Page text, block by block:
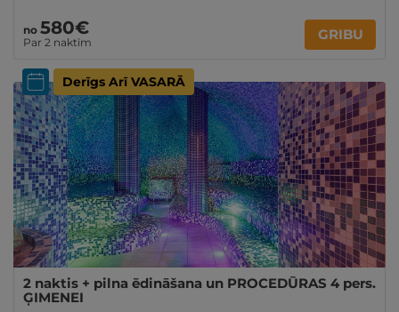
no 580€
Par 2 naktīm GRIBU
Derīgs Arī VASARĀ
2 naktis + pilna ēdināšana un PROCEDŪRAS 4 pers.
ĢIMENEI